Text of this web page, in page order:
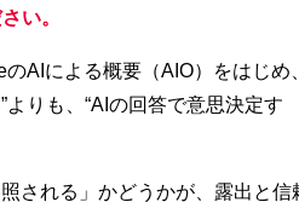
い。
AIによる概要（AIO）をはじめ
りも、“AIの回答で意思決定す
される」かどうかが、露出と信